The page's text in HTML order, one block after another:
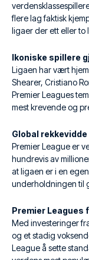
flere lag faktisk
ligaer der ett eller to
Ikoniske spillere
Ligaen har vært
Shearer, Cristiano
Premier Leagues
mest krevende og
Global
Premier League er
hundrevis av
at ligaen er i en
underholdningen til
Premier Leagues
Med investeringer
og et stadig
League å sette